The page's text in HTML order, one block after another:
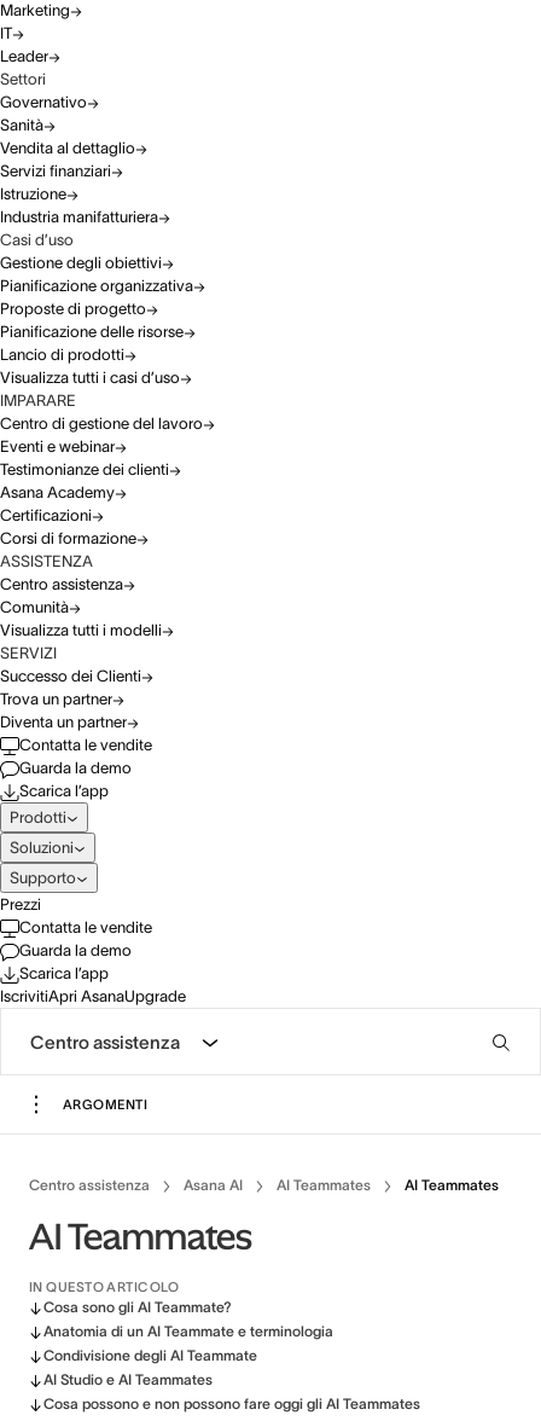
Marketing
IT
Leader
Settori
Governativo
Sanità
Vendita al dettaglio
Servizi finanziari
Istruzione
Industria manifatturiera
Casi d’uso
Gestione degli obiettivi
Pianificazione organizzativa
Proposte di progetto
Pianificazione delle risorse
Lancio di prodotti
Visualizza tutti i casi d’uso
IMPARARE
Centro di gestione del lavoro
Eventi e webinar
Testimonianze dei clienti
Asana Academy
Certificazioni
Corsi di formazione
ASSISTENZA
Centro assistenza
Comunità
Visualizza tutti i modelli
SERVIZI
Successo dei Clienti
Trova un partner
Diventa un partner
Contatta le vendite
Guarda la demo
Scarica l’app
Prodotti
Soluzioni
Supporto
Prezzi
Contatta le vendite
Guarda la demo
Scarica l’app
IscrivitiApri AsanaUpgrade
Centro assistenza
ARGOMENTI
Centro assistenza Asana AI AI Teammates AI Teammates
AI Teammates
IN QUESTO ARTICOLO
Cosa sono gli AI Teammate?
Anatomia di un AI Teammate e terminologia
Condivisione degli AI Teammate
AI Studio e AI Teammates
Cosa possono e non possono fare oggi gli AI Teammates